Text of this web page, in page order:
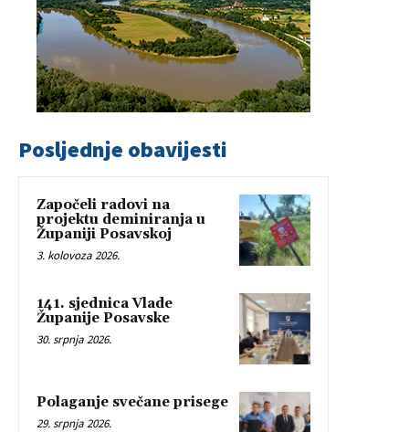
Posljednje obavijesti
Započeli radovi na
projektu deminiranja u
Županiji Posavskoj
3. kolovoza 2026.
141. sjednica Vlade
Županije Posavske
30. srpnja 2026.
Polaganje svečane prisege
29. srpnja 2026.